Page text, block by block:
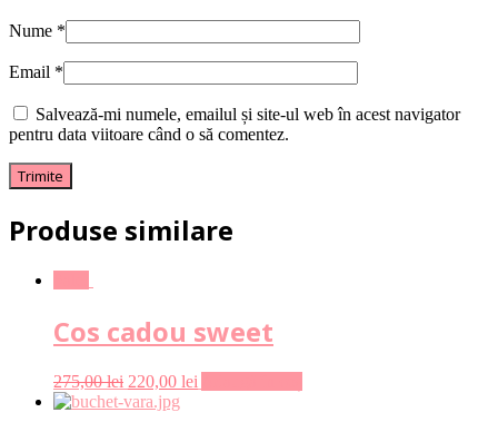
Nume *
Email *
Salvează-mi numele, emailul și site-ul web în acest navigator
pentru data viitoare când o să comentez.
Produse similare
Cos cadou sweet
275,00lei 220,00 lei